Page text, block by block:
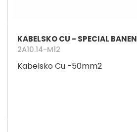
KABELSKO CU - SPECIAL BANEN
2A10.14-M12
Kabelsko Cu -50mm2